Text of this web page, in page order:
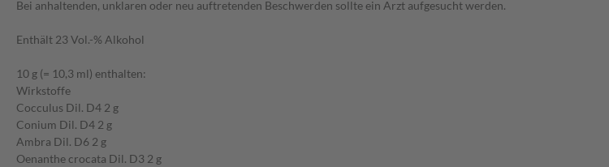
Bei anhaltenden, unklaren oder neu auftretenden Beschwerden sollte ein Arzt aufgesucht werden.
Enthält 23 Vol.-% Alkohol
10 g (= 10,3 ml) enthalten:
Wirkstoffe
Cocculus Dil. D4 2 g
Conium Dil. D4 2 g
Ambra Dil. D6 2 g
Oenanthe crocata Dil. D3 2 g